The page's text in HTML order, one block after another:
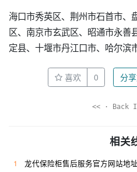
海口市秀英区、荆州市石首市、
区、南京市玄武区、昭通市永善
定县、十堰市丹江口市、哈尔滨
喜欢 0 分
<< · Back
相关
1
龙代保险柜售后服务官方网站地址